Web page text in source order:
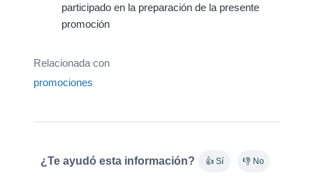
participado en la preparación de la presente
promoción
Relacionada con
promociones
¿Te ayudó esta información? 👍 Sí 👎 No